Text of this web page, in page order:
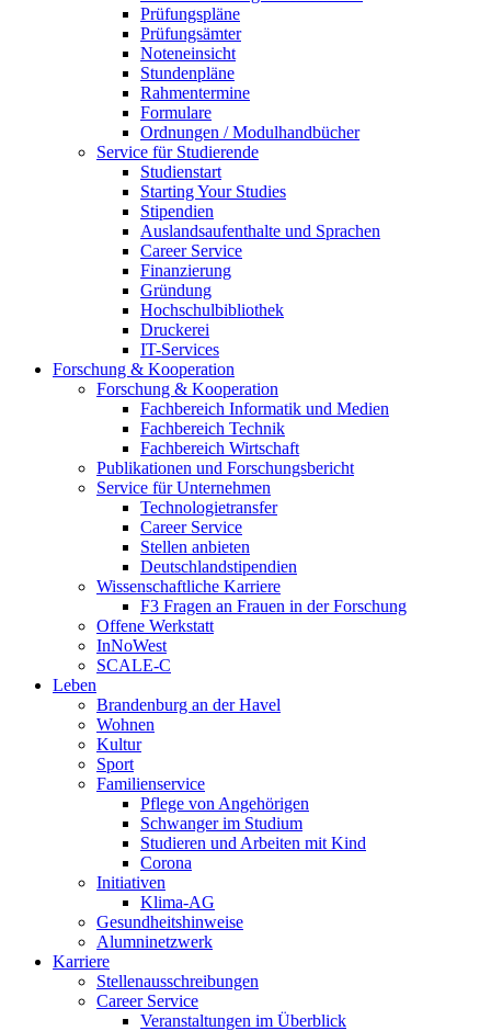
Prüfungspläne
Prüfungsämter
Noteneinsicht
Stundenpläne
Rahmentermine
Formulare
Ordnungen / Modulhandbücher
Service für Studierende
Studienstart
Starting Your Studies
Stipendien
Auslandsaufenthalte und Sprachen
Career Service
Finanzierung
Gründung
Hochschulbibliothek
Druckerei
IT-Services
Forschung & Kooperation
Forschung & Kooperation
Fachbereich Informatik und Medien
Fachbereich Technik
Fachbereich Wirtschaft
Publikationen und Forschungsbericht
Service für Unternehmen
Technologietransfer
Career Service
Stellen anbieten
Deutschlandstipendien
Wissenschaftliche Karriere
F3 Fragen an Frauen in der Forschung
Offene Werkstatt
InNoWest
SCALE-C
Leben
Brandenburg an der Havel
Wohnen
Kultur
Sport
Familienservice
Pflege von Angehörigen
Schwanger im Studium
Studieren und Arbeiten mit Kind
Corona
Initiativen
Klima-AG
Gesundheitshinweise
Alumninetzwerk
Karriere
Stellenausschreibungen
Career Service
Veranstaltungen im Überblick